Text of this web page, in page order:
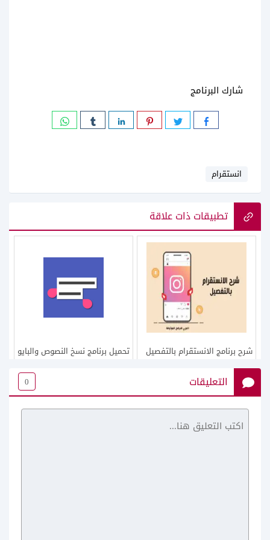
شارك البرنامج
انستقرام
تطبيقات ذات علاقة
شرح برنامج الانستقرام بالتفصيل
للاندرويد كل ما يخص الانستقرام
عربي
تحميل برنامج نسخ النصوص والبايو
التعليقات 0